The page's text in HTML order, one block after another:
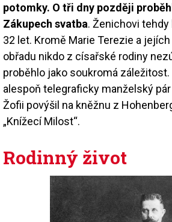
potomky. O tři dny později
Zákupech svatba. Ženichovi
32 let. Kromě Marie Terezie a
obřadu nikdo z císařské rodiny
proběhlo jako soukromá
alespoň telegraficky manželský
Žofii povýšil na kněžnu z
„Knížecí Milost“.
Rodinný život